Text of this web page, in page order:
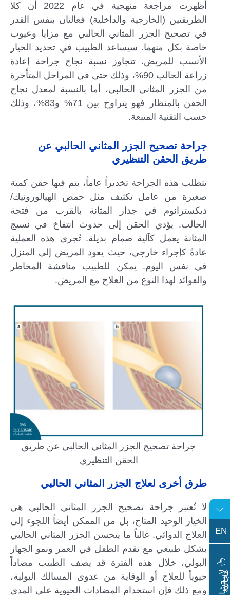
أظهرت مراجعة منهجية في عام 2022 أن كلا
الطريقتين (الخارجية والداخلية) فعالتان بنفس القدر
في تصحيح الجزر المثاني الحالبي مع مزايا وعيوب
خاصة بكل منهما. سيساعد الطبيب في تحديد الخيار
الأنسب للمريض. تتجاوز نسبة نجاح جراحة إعادة
زراعة الحالب 90%، وذلك حتى في المراحل المتأخرة
من الجزر المثاني الحالبي، أما بالنسبة لمعدل نجاح
الحقن بالمنظار فهو يتراوح بين 71% و83%، وذلك
حسب التقنية المتبعة.
جراحة تصحيح الجزر المثاني الحالبي عن
طريق الحقن التنظيري
تتطلب هذه الجراحة تخديراً عاماً، يتم فيها حقن كمية
صغيرة من عامل تكثيف مثل حمض الهيالورونيك/
ديكسترانوم في جدار المثانة بالقرب من فتحة
الحالب. يؤدي الحقن إلى حدوث انتفاخ في نسيج
المثانة يعمل كآلية صمام بديلة. تُجرى هذه العملية
عادةً كإجراء خارجي، حيث يعود المريض إلى المنزل
في نفس اليوم. يمكن للطبيب مناقشة المخاطر
والفوائد لهذا النوع من العلاج مع المريض.
جراحة تصحيح الجزر المثاني الحالبي عن طريق
الحقن التنظيري
طرق أخرى لعلاج الجزر المثاني الحالبي
لا تُعتبر جراحة تصحيح الجزر المثاني الحالبي هي
الخيار الوحيد المتاح، بل من الممكن أيضاً اللجوء إلى
العلاج الدوائي. غالباً ما يتحسن الجزر المثاني الحالبي
بشكل طبيعي مع تقدم الطفل في العمر ونمو الجهاز
البولي، خلال هذه الفترة قد يصف الطبيب مضاداً
حيوياً للعلاج أو الوقاية من عدوى المسالك البولية،
ومع ذلك فإن استخدام المضادات الحيوية على المدى
EN
ل
ا
س
ت
ش
ا
ر
ة
م
ج
ا
ن
ي
ة